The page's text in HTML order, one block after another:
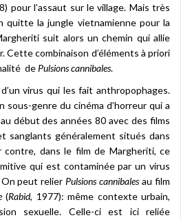
pour l’assaut sur le village. Mais très
quitte la jungle vietnamienne pour la
suit alors un chemin qui allie
Cette combinaison d’éléments à priori
de Pulsions cannibales.
virus qui les fait anthropophages.
sous-genre du cinéma d’horreur qui a
début des années 80 avec des films
sanglants généralement situés dans
contre, dans le film de Margheriti, ce
qui est contaminée par un virus
On peut relier Pulsions cannibalesau film
(Rabid, 1977): même contexte urbain,
sexuelle. Celle-ci est ici reliée